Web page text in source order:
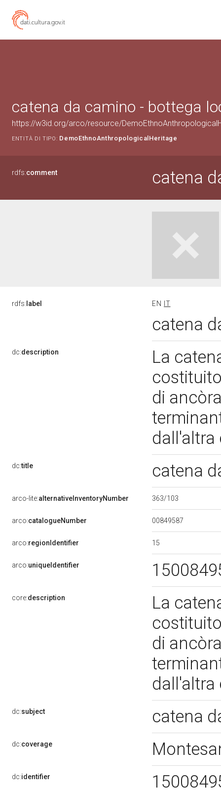
catena da camino - bottega
https://w3id.org/arco/resource/
ENTITÀ DI TIPO: DemoEthnoAnthropologicalHeritage
rdfs:comment catena
rdfs: label EN IT
catena
dc:description
La
di
dc:title catena
arco-lite:alternativeInventoryNumber 363/103
arco:catalogueNumber 00849587
arco:regionIdentifier 15
arco:uniqueIdentifier
core:description
La
di
dc:subject catena
dc:coverage
dc:identifier